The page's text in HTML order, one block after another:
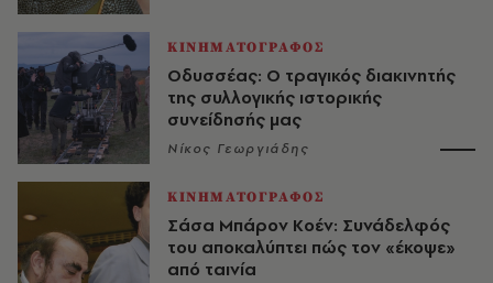
ΚΙΝΗΜΑΤΟΓΡΑΦΟΣ
Οδυσσέας: Ο τραγικός διακινητής
της συλλογικής ιστορικής
συνείδησής μας
Νίκος Γεωργιάδης
ΚΙΝΗΜΑΤΟΓΡΑΦΟΣ
Σάσα Μπάρον Κοέν: Συνάδελφός
του αποκαλύπτει πώς τον «έκοψε»
από ταινία